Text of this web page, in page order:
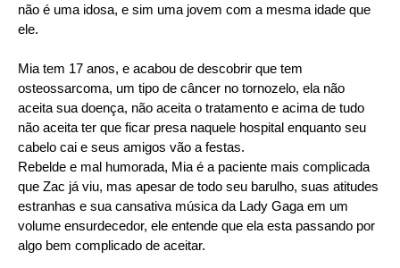
não é uma idosa, e sim uma jovem com a mesma idade que
ele.
Mia tem 17 anos, e acabou de descobrir que tem
osteossarcoma, um tipo de câncer no tornozelo, ela não
aceita sua doença, não aceita o tratamento e acima de tudo
não aceita ter que ficar presa naquele hospital enquanto seu
cabelo cai e seus amigos vão a festas.
Rebelde e mal humorada, Mia é a paciente mais complicada
que Zac já viu, mas apesar de todo seu barulho, suas atitudes
estranhas e sua cansativa música da Lady Gaga em um
volume ensurdecedor, ele entende que ela esta passando por
algo bem complicado de aceitar.